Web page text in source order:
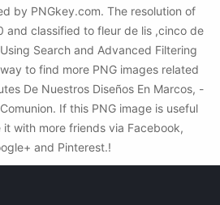
by PNGkey.com. The resolution of
and classified to fleur de lis ,cinco de
Search and Advanced Filtering
to find more PNG images related
De Nuestros Diseños En Marcos, -
If this PNG image is useful
with more friends via Facebook,
and Pinterest.!